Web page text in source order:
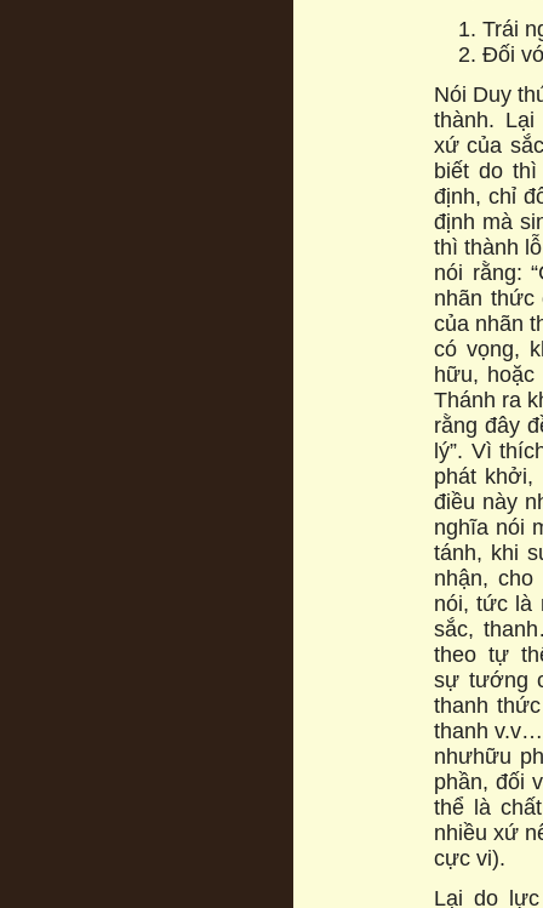
Trái
Đối
Nói Duy
thành.
xứ của
biết do
định, chỉ
định mà
thì thành
nói rằng:
nhãn thức
của nhãn
có vọng,
hữu, hoặc
Thánh ra
rằng đây
lý”. Vì
phát khởi,
điều này
nghĩa nói
tánh, khi
nhận,
nói, tức là
sắc,
theo tự
sự tướng
thanh
thanh
nhưhữu
phần, đối
thể là
nhiều xứ
cực vi).
Lại do